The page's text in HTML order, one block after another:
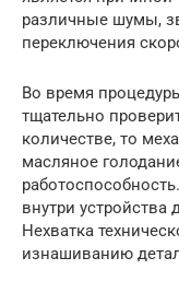
различные шумы,
переключения
Во время
тщательно
количестве, то
масляное
внутри
Нехватка
изнашиванию